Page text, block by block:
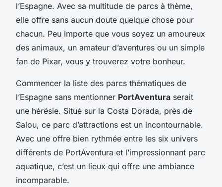
l’Espagne. Avec sa multitude de parcs à thème,
elle offre sans aucun doute quelque chose pour
chacun. Peu importe que vous soyez un amoureux
des animaux, un amateur d’aventures ou un simple
fan de Pixar, vous y trouverez votre bonheur.
Commencer la liste des parcs thématiques de
l’Espagne sans mentionner PortAventura serait
une hérésie. Situé sur la Costa Dorada, près de
Salou, ce parc d’attractions est un incontournable.
Avec une offre bien rythmée entre les six univers
différents de PortAventura et l’impressionnant parc
aquatique, c’est un lieux qui offre une ambiance
incomparable.